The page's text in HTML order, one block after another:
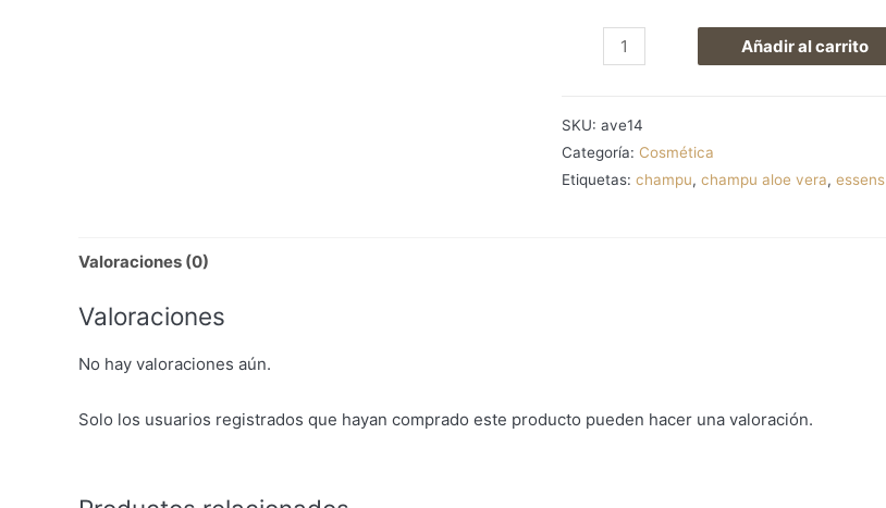
para
todo
tipo
Añadir al carrito
SKU: ave14
Categoría: Cosmética
Etiquetas: champu, champu aloe vera, essens
Valoraciones (0)
Valoraciones
No hay valoraciones aún.
Solo los usuarios registrados que hayan comprado este producto pueden hacer una valoración.